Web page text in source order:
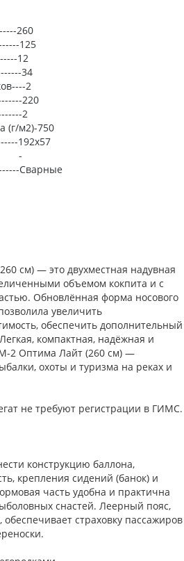
260
125
12
34
2
220
2
(г/м2)-750
192х57
-
Сварные
см) — это двухместная надувная
объемом кокпита и с
Обновлённая форма носового
увеличить
обеспечить дополнительный
компактная, надёжная и
2 Оптима Лайт (260 см) —
охоты и туризма на реках и
не требуют регистрации в ГИМС.
конструкцию баллона,
крепления сидений (банок) и
часть удобна и практична
снастей. Леерный пояс,
страховку пассажиров